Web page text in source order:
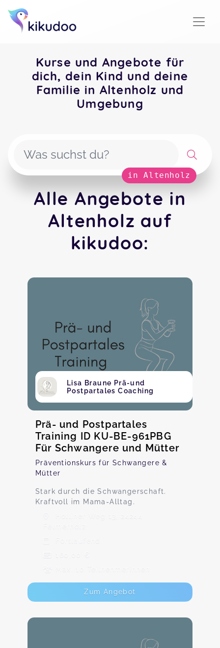
Kurse und Angebote für
dich, dein Kind und deine
Familie in Altenholz und
Umgebung
in Altenholz
Alle Angebote in
Altenholz auf
kikudoo:
Lisa Braune Prä-und
Postpartales Coaching
Prä- und Postpartales
Training ID KU-BE-961PBG
Für Schwangere und Mütter
Präventionskurs für Schwangere &
Mütter
Stark durch die Schwangerschaft.
Kraftvoll im Mama-Alltag.
Holliner Weg 13, 24244
Felmerholz
Fortlaufend
160,00 €
Max. 10 TeilnehmerInnen
Zum Angebot